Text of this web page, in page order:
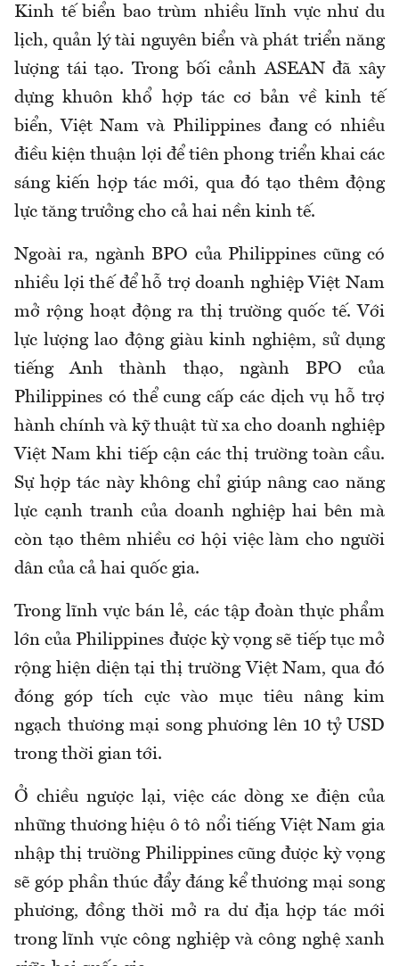
Kinh tế biển bao trùm nhiều lĩnh vực như du
lịch, quản lý tài nguyên biển và phát triển năng
lượng tái tạo. Trong bối cảnh ASEAN đã xây
dựng khuôn khổ hợp tác cơ bản về kinh tế
biển, Việt Nam và Philippines đang có nhiều
điều kiện thuận lợi để tiên phong triển khai các
sáng kiến hợp tác mới, qua đó tạo thêm động
lực tăng trưởng cho cả hai nền kinh tế.
Ngoài ra, ngành BPO của Philippines cũng có
nhiều lợi thế để hỗ trợ doanh nghiệp Việt Nam
mở rộng hoạt động ra thị trường quốc tế. Với
lực lượng lao động giàu kinh nghiệm, sử dụng
tiếng Anh thành thạo, ngành BPO của
Philippines có thể cung cấp các dịch vụ hỗ trợ
hành chính và kỹ thuật từ xa cho doanh nghiệp
Việt Nam khi tiếp cận các thị trường toàn cầu.
Sự hợp tác này không chỉ giúp nâng cao năng
lực cạnh tranh của doanh nghiệp hai bên mà
còn tạo thêm nhiều cơ hội việc làm cho người
dân của cả hai quốc gia.
Trong lĩnh vực bán lẻ, các tập đoàn thực phẩm
lớn của Philippines được kỳ vọng sẽ tiếp tục mở
rộng hiện diện tại thị trường Việt Nam, qua đó
đóng góp tích cực vào mục tiêu nâng kim
ngạch thương mại song phương lên 10 tỷ USD
trong thời gian tới.
Ở chiều ngược lại, việc các dòng xe điện của
những thương hiệu ô tô nổi tiếng Việt Nam gia
nhập thị trường Philippines cũng được kỳ vọng
sẽ góp phần thúc đẩy đáng kể thương mại song
phương, đồng thời mở ra dư địa hợp tác mới
trong lĩnh vực công nghiệp và công nghệ xanh